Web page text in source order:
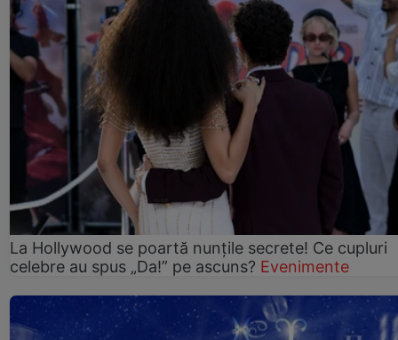
La Hollywood se poartă nunțile secrete! Ce cupluri
celebre au spus „Da!” pe ascuns? Evenimente